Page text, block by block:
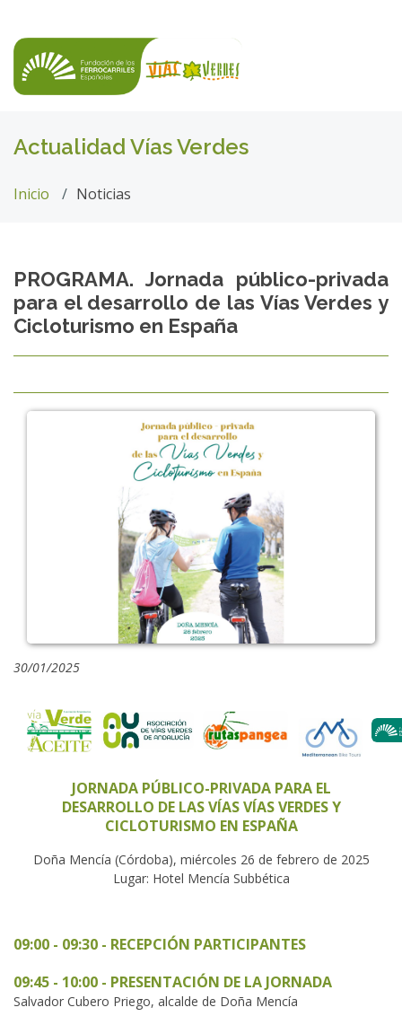
Actualidad Vías Verdes
Inicio Noticias
PROGRAMA. Jornada público-privada
para el desarrollo de las Vías Verdes y
Cicloturismo en España
30/01/2025
JORNADA PÚBLICO-PRIVADA PARA EL
DESARROLLO DE LAS VÍAS VÍAS VERDES Y
CICLOTURISMO EN ESPAÑA
Doña Mencía (Córdoba), miércoles 26 de febrero de 2025
Lugar: Hotel Mencía Subbética
09:00 - 09:30 - RECEPCIÓN PARTICIPANTES
09:45 - 10:00 - PRESENTACIÓN DE LA JORNADA
Salvador Cubero Priego, alcalde de Doña Mencía